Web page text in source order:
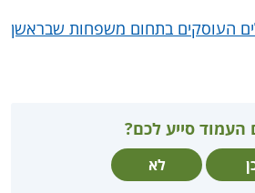
העוסקים בתחום משפחות שבראשן
סייע לכם?
לא